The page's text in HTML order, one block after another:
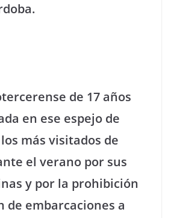
de 17 años
en ese espejo de
más visitados de
el verano por sus
y por la prohibición
de embarcaciones a